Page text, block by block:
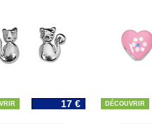
17 € DÉCOUVRIR